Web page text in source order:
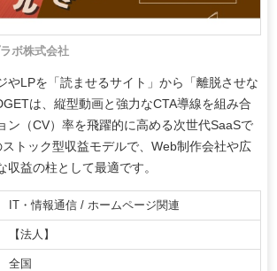
ボ株式会社
やLPを「読ませるサイト」から「離脱させな
は、縦型動画と強力なCTA導線を組み合
ン（CV）率を飛躍的に高める次世代SaaSで
トック型収益モデルで、Web制作会社や広
収益の柱として最適です。
IT・情報通信 / ホームページ関連
【法人】
全国